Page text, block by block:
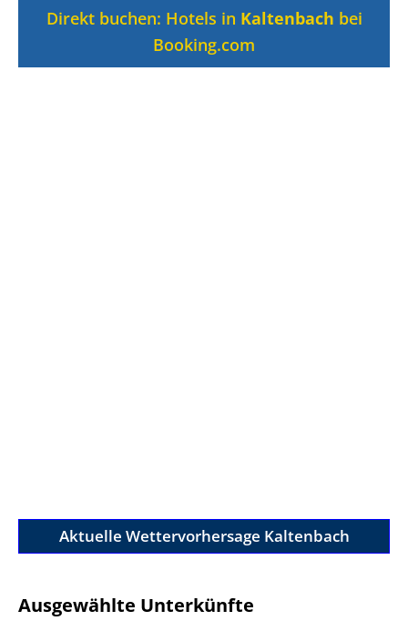
Direkt buchen: Hotels in Kaltenbach bei
Booking.com
Aktuelle Wettervorhersage Kaltenbach
Ausgewählte Unterkünfte